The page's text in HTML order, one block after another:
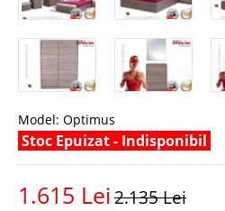
Model: Optimus
Stoc Epuizat - Indisponibil
1.615 Lei2.135 Lei